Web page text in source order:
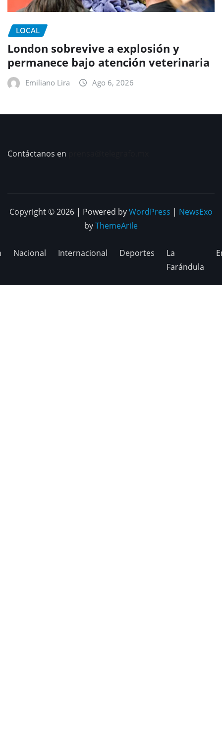
LOCAL
London sobrevive a explosión y
permanece bajo atención veterinaria
Emiliano Lira Ago 6, 2026
Contáctanos en
Copyright © 2026 | Powered byWordPress | NewsExo
byThemeArile
Nacional Internacional Deportes
La
Farándula